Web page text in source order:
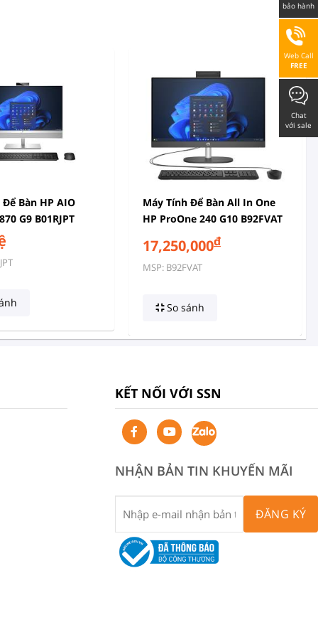
Bàn HP AIO
G9 B01RJPT
I5-14500 | 16GB |
UHD 770 | 27
IPS | Bạc | Win 11)
Máy Tính Để Bàn All In One
HP ProOne 240 G10 B92FVAT
(Intel Core I5-1334U | 8GB |
512GB | Intel Graphic | 23.8
Inch FHD | Win 11 | Đen)
17,250,000đ
MSP: B92FVAT
So sánh
KẾT NỐI VỚI SSN
NHẬN BẢN TIN KHUYẾN MÃI
ĐĂNG KÝ
bảo hành
Web Call
FREE
Chat
với sale